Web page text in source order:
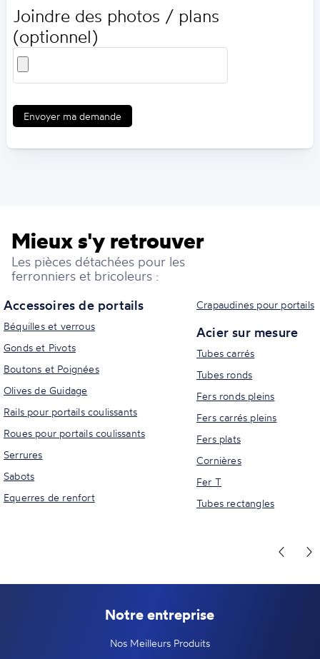
Joindre des photos / plans
(optionnel)
Envoyer ma demande
Mieux s'y retrouver
Les pièces détachées pour les
ferronniers et bricoleurs :
Accessoires de portails
Béquilles et verrous
Gonds et Pivots
Boutons et Poignées
Olives de Guidage
Rails pour portails coulissants
Roues pour portails coulissants
Serrures
Sabots
Equerres de renfort
Crapaudines pour portails
Acier sur mesure
Tubes carrés
Tubes ronds
Fers ronds pleins
Fers carrés pleins
Fers plats
Cornières
Fer T
Tubes rectangles
Notre entreprise
Nos Meilleurs Produits